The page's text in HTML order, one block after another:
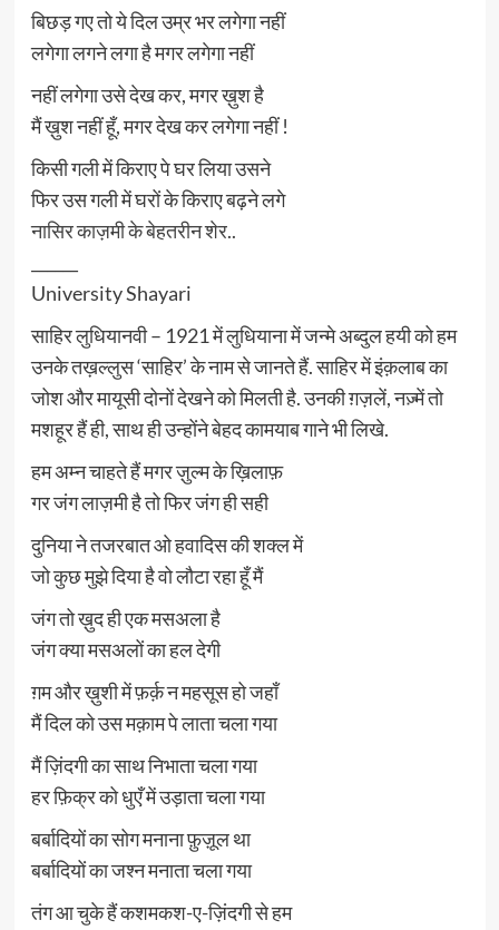
बिछड़ गए तो ये दिल उम्र भर लगेगा नहीं
लगेगा लगने लगा है मगर लगेगा नहीं
नहीं लगेगा उसे देख कर, मगर ख़ुश है
मैं ख़ुश नहीं हूँ, मगर देख कर लगेगा नहीं !
किसी गली में किराए पे घर लिया उसने
फिर उस गली में घरों के किराए बढ़ने लगे
नासिर काज़मी के बेहतरीन शेर..
University Shayari
साहिर लुधियानवी – 1921 में लुधियाना में जन्मे अब्दुल हयी को हम
उनके तख़ल्लुस ‘साहिर’ के नाम से जानते हैं. साहिर में इंक़लाब का
जोश और मायूसी दोनों देखने को मिलती है. उनकी ग़ज़लें, नज़्में तो
मशहूर हैं ही, साथ ही उन्होंने बेहद कामयाब गाने भी लिखे.
हम अम्न चाहते हैं मगर ज़ुल्म के ख़िलाफ़
गर जंग लाज़मी है तो फिर जंग ही सही
दुनिया ने तजरबात ओ हवादिस की शक्ल में
जो कुछ मुझे दिया है वो लौटा रहा हूँ मैं
जंग तो ख़ुद ही एक मसअला है
जंग क्या मसअलों का हल देगी
ग़म और ख़ुशी में फ़र्क़ न महसूस हो जहाँ
मैं दिल को उस मक़ाम पे लाता चला गया
मैं ज़िंदगी का साथ निभाता चला गया
हर फ़िक्र को धुएँ में उड़ाता चला गया
बर्बादियों का सोग मनाना फ़ुज़ूल था
बर्बादियों का जश्न मनाता चला गया
तंग आ चुके हैं कशमकश-ए-ज़िंदगी से हम